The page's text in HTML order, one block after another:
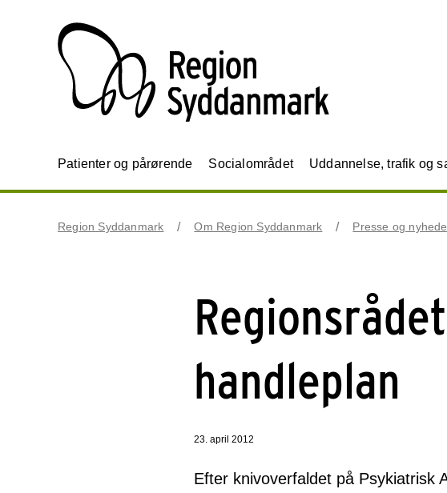
Patienter og pårørende Socialområdet Uddannelse, trafik og
Region Syddanmark Om Region Syddanmark Presse og
handleplan
23. april 2012
Efter knivoverfaldet på Psykiatrisk